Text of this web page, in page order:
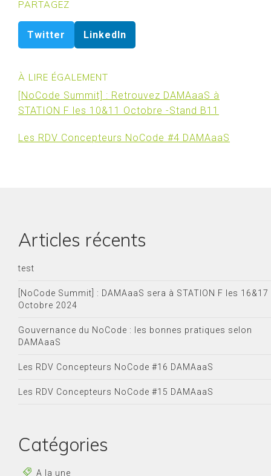
PARTAGEZ
Twitter LinkedIn
À LIRE ÉGALEMENT
[NoCode Summit] : Retrouvez DAMAaaS à
STATION F les 10&11 Octobre -Stand B11
Les RDV Concepteurs NoCode #4 DAMAaaS
Articles récents
test
[NoCode Summit] : DAMAaaS sera à STATION F les 16&17
Octobre 2024
Gouvernance du NoCode : les bonnes pratiques selon
DAMAaaS
Les RDV Concepteurs NoCode #16 DAMAaaS
Les RDV Concepteurs NoCode #15 DAMAaaS
Catégories
A la une